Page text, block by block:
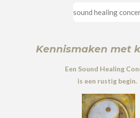
sound healing
Kennismaken met
Een Sound Healing
is een rustig begin.